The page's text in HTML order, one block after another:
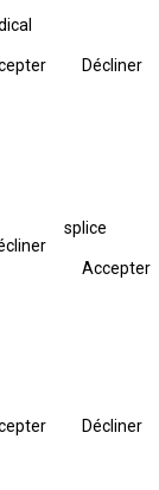
Décliner
splice
Accepter
Décliner